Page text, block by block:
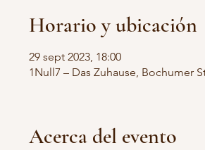
Horario y ubicación
29 sept 2023, 18:00
1Null7 – Das Zuhause, Bochumer
Acerca del evento